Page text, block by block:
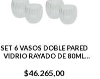
SET 6 VASOS DOBLE PARED
VIDRIO RAYADO DE 80ML
$46.265,00